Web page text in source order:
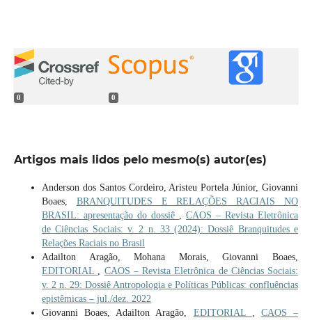
0 0
Artigos mais lidos pelo mesmo(s) autor(es)
Anderson dos Santos Cordeiro, Aristeu Portela Júnior, Giovanni
Boaes, BRANQUITUDES E RELAÇÕES RACIAIS NO
BRASIL: apresentação do dossiê
,CAOS – Revista Eletrônica
de Ciências Sociais: v. 2 n. 33 (2024): Dossiê Branquitudes e
Relações Raciais no Brasil
Adailton Aragão, Mohana Morais, Giovanni Boaes,
EDITORIAL
CAOS – Revista Eletrônica de Ciências Sociais:
v. 2 n. 29: Dossiê Antropologia e Políticas Públicas: confluências
epistêmicas – jul./dez. 2022
Giovanni Boaes, Adailton Aragão, EDITORIAL CAOS –